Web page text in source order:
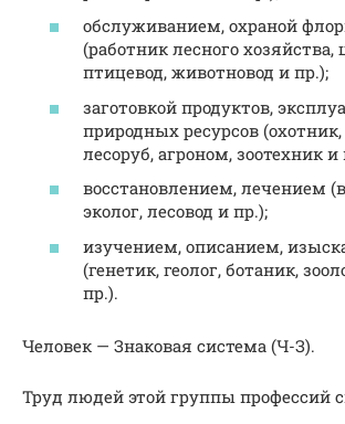
обслуживанием, охраной
(работник лесного хозяйства,
птицевод, животновод и пр.);
заготовкой продуктов,
природных ресурсов
лесоруб, агроном, зоотехник и
восстановлением, лечением
эколог, лесовод и пр.);
изучением, описанием,
(генетик, геолог, ботаник,
пр.).
Человек — Знаковая система (Ч-З).
Труд людей этой группы профессий